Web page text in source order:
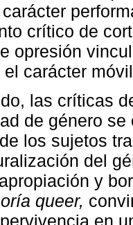
crítico de
opresión
carácter
las críticas
de género
los sujetos
del
y
queer,
en